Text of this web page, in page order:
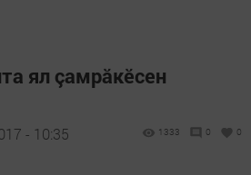
ял çамрăкӗсен
- 10:35 1333 0 0